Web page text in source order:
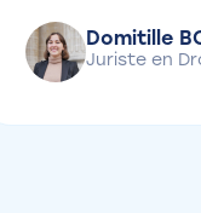
Domitille
Juriste en